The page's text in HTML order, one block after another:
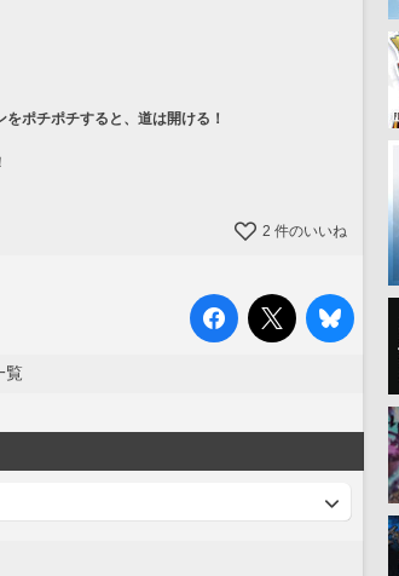
ポチポチすると、道は開ける！
2 件のいいね
覧